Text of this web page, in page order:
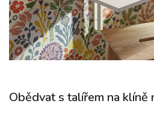
Obědvat s talířem na klíně